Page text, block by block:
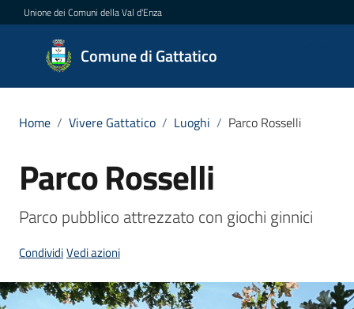
Vai al contenuto
Vai alla navigazione
Vai al footer
Unione dei Comuni della Val d'Enza
Comune di Gattatico
Comune
di
Amministrazione
Novità
Servizi
Vivere
Home / Vivere Gattatico / Luoghi / Parco Rosselli
Salta al contenuto
Parco Rosselli
Parco pubblico attrezzato con giochi ginnici
CondividiVedi azioni